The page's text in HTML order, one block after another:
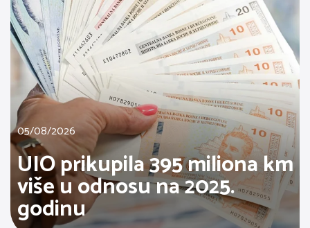
05/08/2026
UIO prikupila 395 miliona km
više u odnosu na 2025.
godinu